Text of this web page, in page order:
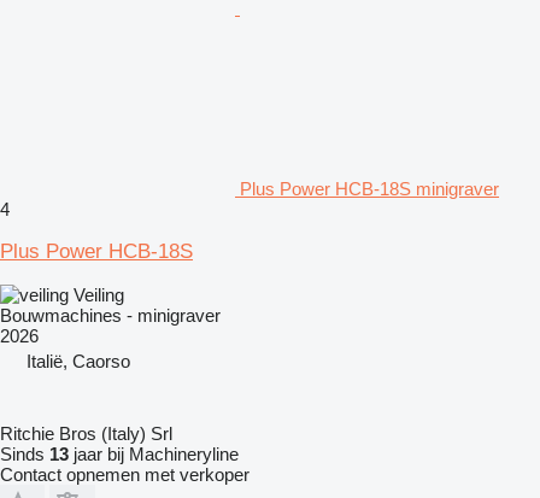
Plus Power HCB-18S minigraver
4
Plus Power HCB-18S
Veiling
Bouwmachines - minigraver
2026
Italië, Caorso
Ritchie Bros (Italy) Srl
Sinds 13 jaar bij Machineryline
Contact opnemen met verkoper